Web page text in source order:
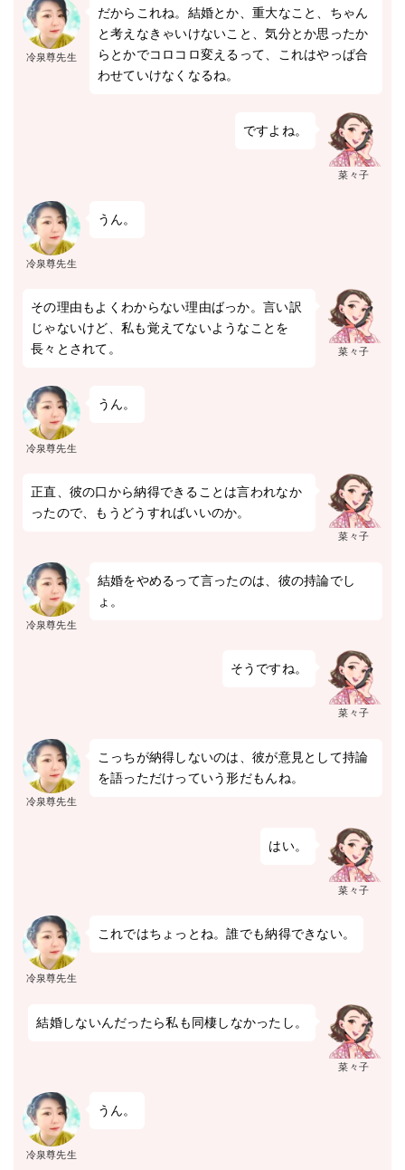
冷泉尊先生
だからこれね。結婚とか、重大なこと、ちゃん
と考えなきゃいけないこと、気分とか思ったか
らとかでコロコロ変えるって、これはやっぱ合
わせていけなくなるね。
菜々子
ですよね。
冷泉尊先生
うん。
菜々子
その理由もよくわからない理由ばっか。言い訳
じゃないけど、私も覚えてないようなことを
長々とされて。
冷泉尊先生
うん。
菜々子
正直、彼の口から納得できることは言われなか
ったので、もうどうすればいいのか。
冷泉尊先生
結婚をやめるって言ったのは、彼の持論でし
ょ。
菜々子
そうですね。
冷泉尊先生
こっちが納得しないのは、彼が意見として持論
を語っただけっていう形だもんね。
菜々子
はい。
冷泉尊先生
これではちょっとね。誰でも納得できない。
菜々子
結婚しないんだったら私も同棲しなかったし。
冷泉尊先生
うん。